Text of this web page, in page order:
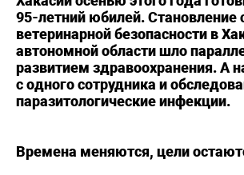
95-летний юбилей. Становление
ветеринарной безопасности в
автономной области шло
развитием здравоохранения. А
с одного сотрудника и
паразитологические инфекции.
Времена меняются, цели